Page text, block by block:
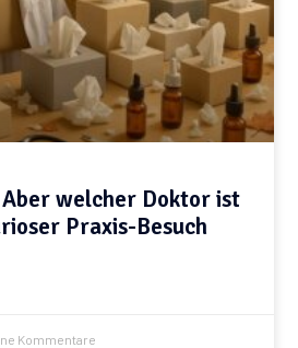
welcher Doktor ist
Praxis-Besuch
Kommentare